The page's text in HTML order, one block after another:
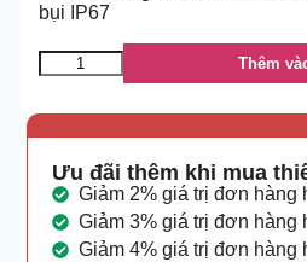
bụi IP67
Thêm
Ưu đãi thêm khi mua
Giảm 2% giá trị đơn hàng
Giảm 3% giá trị đơn hàng
Giảm 4% giá trị đơn hàng